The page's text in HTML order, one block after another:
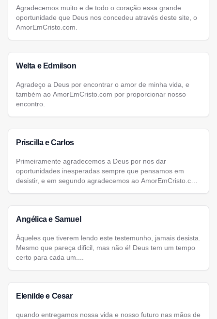
Agradecemos muito e de todo o coração essa grande
oportunidade que Deus nos concedeu através deste site, o
AmorEmCristo.com.
Welta e Edmilson
Agradeço a Deus por encontrar o amor de minha vida, e
também ao AmorEmCristo.com por proporcionar nosso
encontro.
Priscilla e Carlos
Primeiramente agradecemos a Deus por nos dar
oportunidades inesperadas sempre que pensamos em
desistir, e em segundo agradecemos ao AmorEmCristo.com
Angélica e Samuel
Àqueles que tiverem lendo este testemunho, jamais desista.
Mesmo que pareça dificil, mas não é! Deus tem um tempo
certo para cada um....
Elenilde e Cesar
quando entregamos nossa vida e nosso futuro nas mãos de